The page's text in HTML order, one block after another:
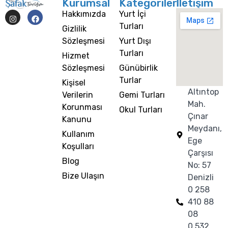
Kurumsal
Hakkımızda
Gizlilik
Sözleşmesi
Hizmet
Sözleşmesi
Kişisel
Verilerin
Korunması
Kanunu
Kullanım
Koşulları
Blog
Bize Ulaşın
Kategoriler
Yurt İçi
Turları
Yurt Dışı
Turları
Günübirlik
Turlar
Gemi Turları
Okul Turları
İletişim
Altıntop
Mah.
Çınar
Meydanı,
Ege
Çarşısı
No: 57
Denizli
0 258
410 88
08
0 532